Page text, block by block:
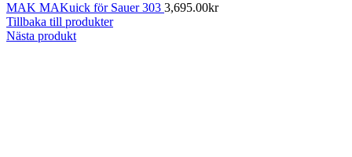
MAK MAKuick för Sauer 303 3,695.00kr
Tillbaka till produkter
Nästa produkt